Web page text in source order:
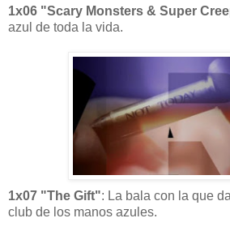
1x06 "Scary Monsters & Super
azul de toda la vida.
1x07 "The Gift": La bala con la que
club de los manos azules.